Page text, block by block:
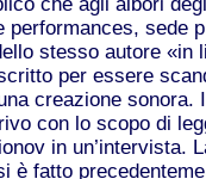
performances, sede
stesso autore «in
per essere
creazione sonora.
con lo scopo di
in un’intervista.
è fatto